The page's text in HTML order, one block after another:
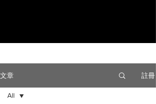
文章 註冊
All